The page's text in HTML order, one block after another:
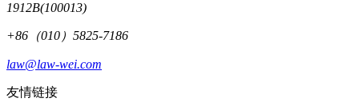
1912B(100013)
+86（010）5825-7186
law@law-wei.com
友情链接